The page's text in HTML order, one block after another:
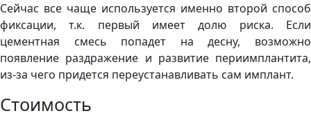
Сейчас все чаще используется именно второй способ
фиксации, т.к. первый имеет долю риска. Если
цементная смесь попадет на десну, возможно
появление раздражение и развитие периимплантита,
из-за чего придется переустанавливать сам имплант.
Стоимость